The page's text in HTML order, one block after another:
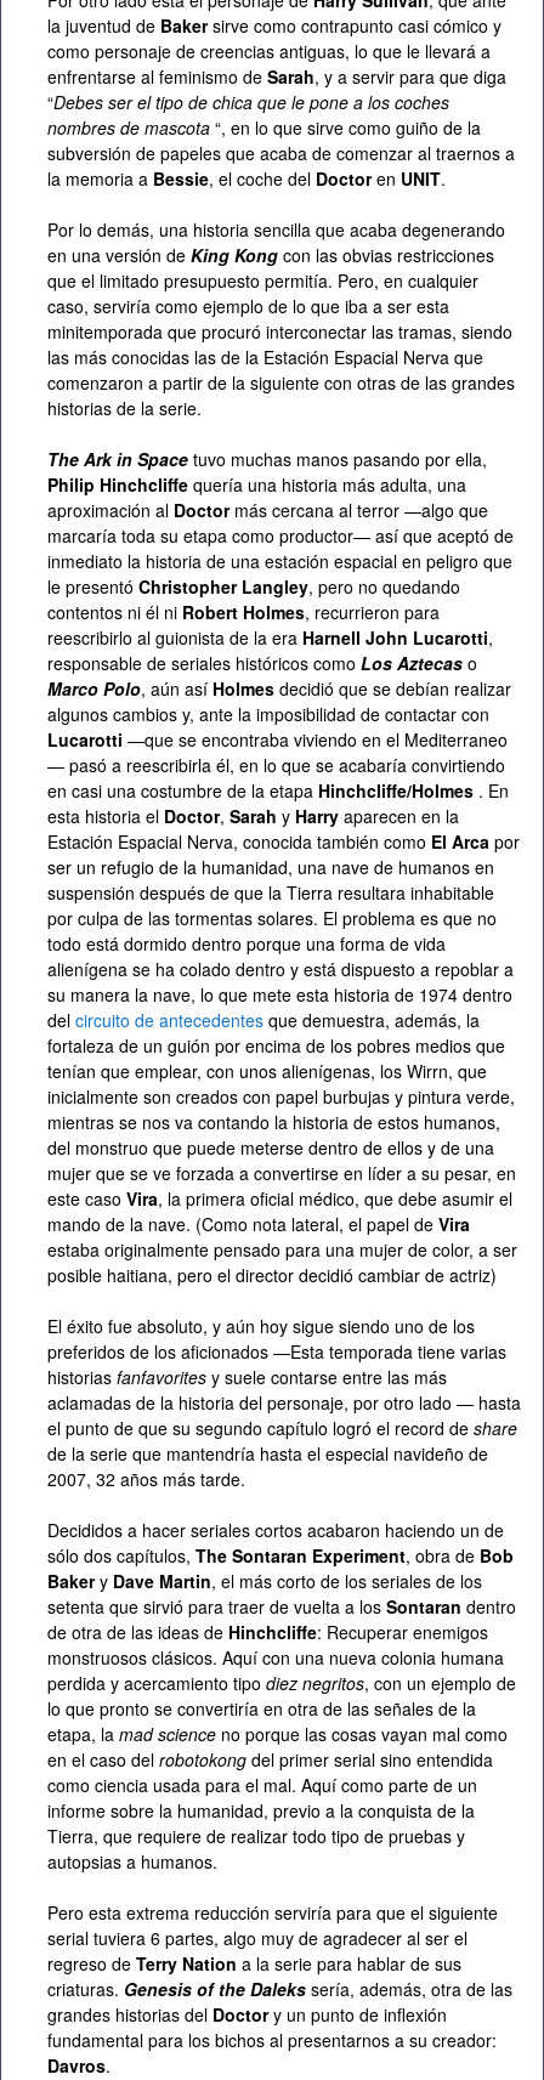
la juventud de Bakersirve como contrapunto casi cómico y
como personaje de creencias antiguas, lo que le llevará a
enfrentarse al feminismo de Sarah, y a servir para que diga
“Debes ser el tipo de chica que le pone a los coches
nombres de mascota “, en lo que sirve como guiño de la
subversión de papeles que acaba de comenzar al traernos a
la memoria a Bessie, el coche del Doctoren UNIT.
Por lo demás, una historia sencilla que acaba degenerando
en una versión de King Kong con las obvias restricciones
que el limitado presupuesto permitía. Pero, en cualquier
caso, serviría como ejemplo de lo que iba a ser esta
minitemporada que procuró interconectar las tramas, siendo
las más conocidas las de la Estación Espacial Nerva que
comenzaron a partir de la siguiente con otras de las grandes
historias de la serie.
The Ark in Space tuvo muchas manos pasando por ella,
Philip Hinchcliffe quería una historia más adulta, una
aproximación al Doctormás cercana al terror —algo que
marcaría toda su etapa como productor— así que aceptó de
inmediato la historia de una estación espacial en peligro que
le presentó Christopher Langley, pero no quedando
contentos ni él ni Robert Holmes, recurrieron para
reescribirlo al guionista de la era Harnell John Lucarotti,
responsable de seriales históricos como Los Aztecas o
Marco Polo, aún así Holmes decidió que se debían realizar
algunos cambios y, ante la imposibilidad de contactar con
Lucarotti —que se encontraba viviendo en el Mediterraneo
— pasó a reescribirla él, en lo que se acabaría convirtiendo
en casi una costumbre de la etapa Hinchcliffe/Holmes . En
esta historia el Doctor, Sarah y Harry aparecen en la
Estación Espacial Nerva, conocida también como El Arca por
ser un refugio de la humanidad, una nave de humanos en
suspensión después de que la Tierra resultara inhabitable
por culpa de las tormentas solares. El problema es que no
todo está dormido dentro porque una forma de vida
alienígena se ha colado dentro y está dispuesto a repoblar a
su manera la nave, lo que mete esta historia de 1974 dentro
del circuito de antecedentes que demuestra, además, la
fortaleza de un guión por encima de los pobres medios que
tenían que emplear, con unos alienígenas, los Wirrn, que
inicialmente son creados con papel burbujas y pintura verde,
mientras se nos va contando la historia de estos humanos,
del monstruo que puede meterse dentro de ellos y de una
mujer que se ve forzada a convertirse en líder a su pesar, en
este caso Vira, la primera oficial médico, que debe asumir el
mando de la nave. (Como nota lateral, el papel de Vira
estaba originalmente pensado para una mujer de color, a ser
posible haitiana, pero el director decidió cambiar de actriz)
El éxito fue absoluto, y aún hoy sigue siendo uno de los
preferidos de los aficionados —Esta temporada tiene varias
historias fanfavorites y suele contarse entre las más
aclamadas de la historia del personaje, por otro lado — hasta
el punto de que su segundo capítulo logró el record de share
de la serie que mantendría hasta el especial navideño de
2007, 32 años más tarde.
Decididos a hacer seriales cortos acabaron haciendo un de
sólo dos capítulos, The Sontaran Experiment, obra de Bob
Bakery Dave Martin, el más corto de los seriales de los
setenta que sirvió para traer de vuelta a los Sontaran dentro
de otra de las ideas de Hinchcliffe: Recuperar enemigos
monstruosos clásicos. Aquí con una nueva colonia humana
perdida y acercamiento tipo diez negritos, con un ejemplo de
lo que pronto se convertiría en otra de las señales de la
etapa, la mad science no porque las cosas vayan mal como
en el caso del robotokong del primer serial sino entendida
como ciencia usada para el mal. Aquí como parte de un
informe sobre la humanidad, previo a la conquista de la
Tierra, que requiere de realizar todo tipo de pruebas y
autopsias a humanos.
Pero esta extrema reducción serviría para que el siguiente
serial tuviera 6 partes, algo muy de agradecer al ser el
regreso de Terry Nation a la serie para hablar de sus
criaturas. Genesis of the Daleks sería, además, otra de las
grandes historias del Doctory un punto de inflexión
fundamental para los bichos al presentarnos a su creador:
Davros.